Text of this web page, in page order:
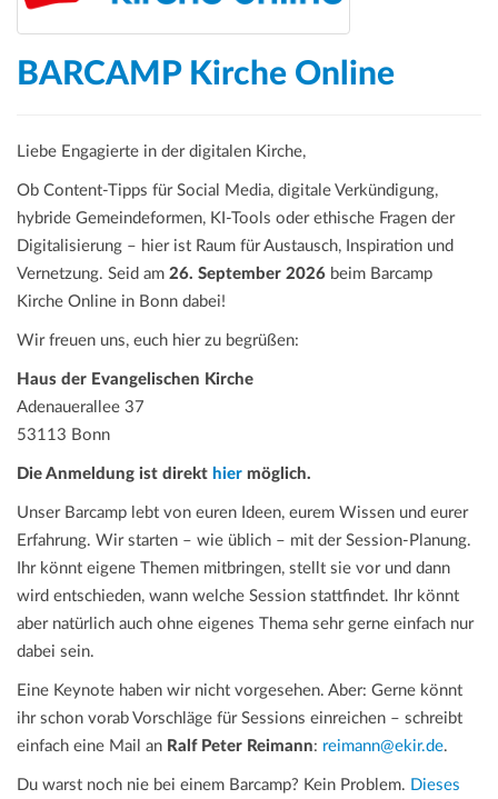
BARCAMP Kirche Online
Liebe Engagierte in der digitalen Kirche,
Ob Content-Tipps für Social Media, digitale Verkündigung,
hybride Gemeindeformen, KI-Tools oder ethische Fragen der
Digitalisierung – hier ist Raum für Austausch, Inspiration und
Vernetzung. Seid am 26. September 2026 beim Barcamp
Kirche Online in Bonn dabei!
Wir freuen uns, euch hier zu begrüßen:
Haus der Evangelischen Kirche
Adenauerallee 37
53113 Bonn
Die Anmeldung ist direkt hier möglich.
Unser Barcamp lebt von euren Ideen, eurem Wissen und eurer
Erfahrung. Wir starten – wie üblich – mit der Session-Planung.
Ihr könnt eigene Themen mitbringen, stellt sie vor und dann
wird entschieden, wann welche Session stattfindet. Ihr könnt
aber natürlich auch ohne eigenes Thema sehr gerne einfach nur
dabei sein.
Eine Keynote haben wir nicht vorgesehen. Aber: Gerne könnt
ihr schon vorab Vorschläge für Sessions einreichen – schreibt
einfach eine Mail an Ralf Peter Reimann: reimann@ekir.de.
Du warst noch nie bei einem Barcamp? Kein Problem. Dieses